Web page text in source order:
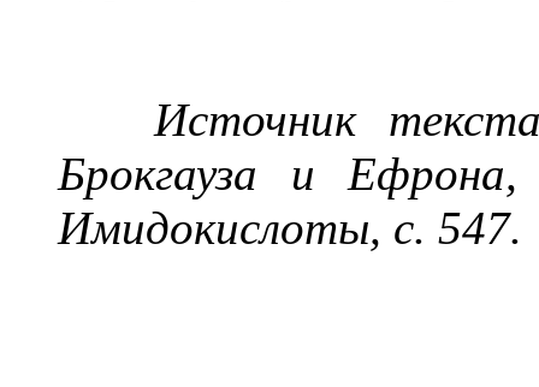
Источник
Брокгауза и
Имидокислоты, с. 547.